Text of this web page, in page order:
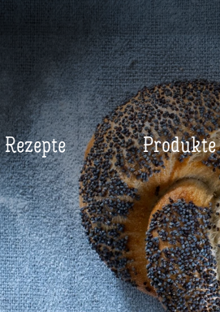
Rezepte Produkte